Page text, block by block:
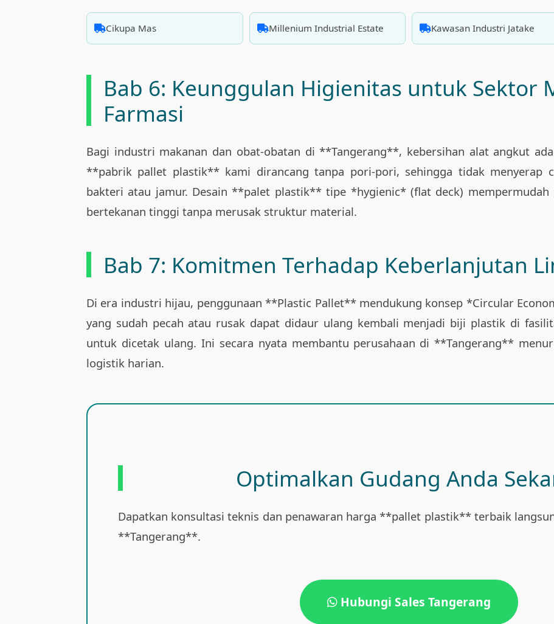
Cikupa Mas Millenium Industrial Estate Kawasan Industri Jatake
Bab 6: Keunggulan Higienitas untuk Sektor
Farmasi
Bagi industri makanan dan obat-obatan di **Tangerang**, kebersihan alat angkut
**pabrik pallet plastik** kami dirancang tanpa pori-pori, sehingga tidak menyerap
bakteri atau jamur. Desain **palet plastik** tipe *hygienic* (flat deck) mempermudah
bertekanan tinggi tanpa merusak struktur material.
Bab 7: Komitmen Terhadap Keberlanjutan
Di era industri hijau, penggunaan **Plastic Pallet** mendukung konsep *Circular
yang sudah pecah atau rusak dapat didaur ulang kembali menjadi biji plastik di
untuk dicetak ulang. Ini secara nyata membantu perusahaan di **Tangerang**
logistik harian.
Optimalkan Gudang Anda
Dapatkan konsultasi teknis dan penawaran harga **pallet plastik** terbaik
**Tangerang**.
Hubungi Sales Tangerang